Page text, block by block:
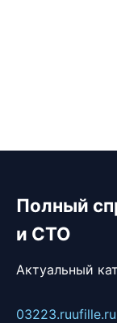
Полный
и СТО
Актуальный
03223.ruufille.ru